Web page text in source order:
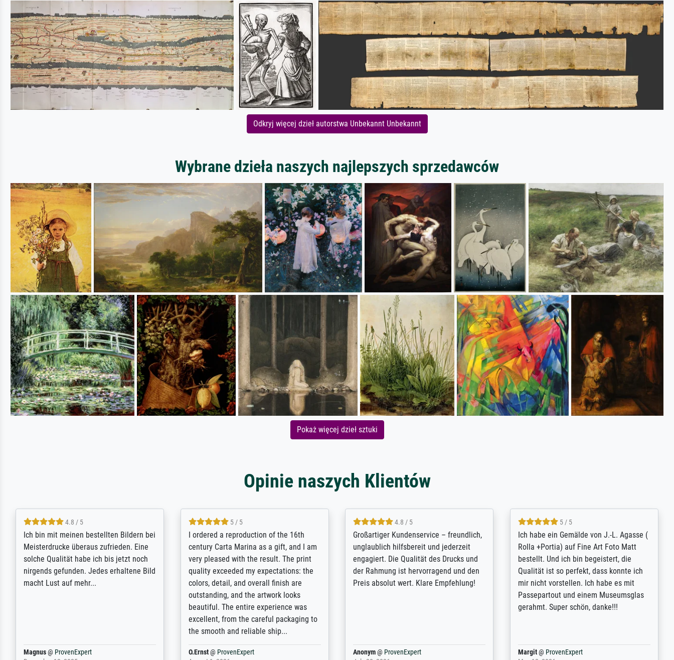
Odkryj więcej dzieł autorstwa Unbekannt Unbekannt
Wybrane dzieła naszych najlepszych sprzedawców
Pokaż więcej dzieł sztuki
Opinie naszych Klientów
5 / 5
Rundum positive Erfahrung. Die
Ausführung des Auftrags hat eine Weile
gedauert, die angekündigte Lieferzeit
wurde aber letztlich sogar etwas
unterschritten. Die Qualität des Papiers
Dr.@ProvenExpert
5 / 5
The team at Meisterdrucke strives to
meet its clients demands, and provides
expert advice on how to obtain the best
results for the prints requested by the
client. The company has a vast
repertoire of prints to choose from, and
will provide excellent service also with
regards to prints which are not in that
repertoire. Highly recommended!
Anonym@ProvenExpert
5 / 5
Outstanding quality and customer
support. - the quality of the printing is
excellent and difficult to distinguish
from the real thing; it will be my go-to
for high-quality art prints from now on -
Anonym@ ProvenExpert
4.8 / 5
Qualité absolument irréprochable.
Extraordinaire diversité des thèmes
abordés et personnalisation des
demandes (recadrage, réajustement des
couleurs). Relation clientèle parfaite.
Transport, réception sans aucun
problème. Merci à toute l'équipe ! Hervé
Anonym@ProvenExpert